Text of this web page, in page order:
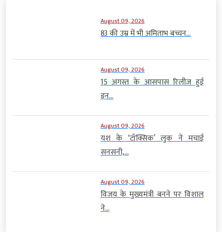
August 09, 2026
83 की उम्र में भी अमिताभ बच्चन...
August 09, 2026
15 अगस्त के आसपास रिलीज हुई
इन...
August 09, 2026
यश के ‘टॉक्सिक’ लुक ने मचाई
सनसनी,...
August 09, 2026
विजय के मुख्यमंत्री बनने पर विशाल
ने...